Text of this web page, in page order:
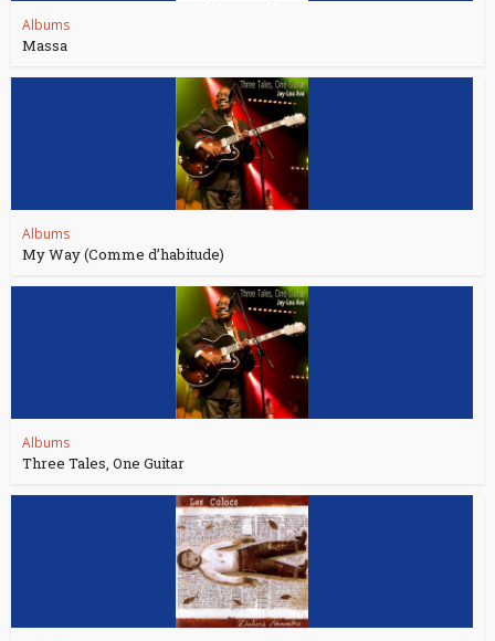
Albums
Massa
Albums
My Way (Comme d’habitude)
Albums
Three Tales, One Guitar